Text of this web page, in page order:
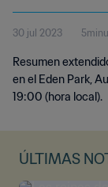
Australia
Highlights
30 jul 2023
Resumen
en el Eden Park,
19:00 (hora local).
ÚLTIMAS
UNDIAL